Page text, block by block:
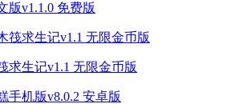
版v1.1.0 免费版
求生记v1.1 无限金币版